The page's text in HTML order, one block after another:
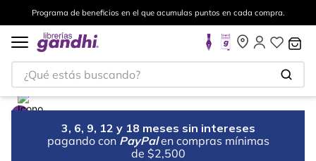
Programa de beneficios en el que acumulas puntos en cada compra.
¿Qué estás buscando?
3, 6, 9, 12 y 18 meses sin intereses
pagando con PayPal en compras mínimas
de $2,500